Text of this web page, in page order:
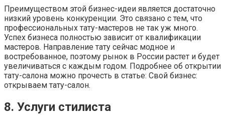
Преимуществом этой бизнес-идеи является достаточно
низкий уровень конкуренции. Это связано с тем, что
профессиональных тату-мастеров не так уж много.
Успех бизнеса полностью зависит от квалификации
мастеров. Направление тату сейчас модное и
востребованное, поэтому рынок в России растет и будет
увеличиваться с каждым годом. Подробнее об открытии
тату-салона можно прочесть в статье: Свой бизнес:
открываем тату-салон.
8. Услуги стилиста